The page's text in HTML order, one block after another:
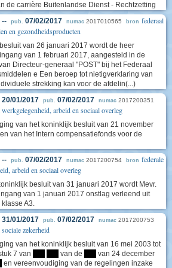
de carrière Buitenlandse Dienst - Rechtzetting
-- pub. 07/02/2017 numac 2017010565 bron federaal
en gezondheidsproducten
van 26 januari 2017 wordt de heer
van 1 februari 2017, aangesteld in de
Directeur-generaal "POST" bij het Federaal
e Een beroep tot nietigverklaring van
strekking kan voor de afdelin(...)
20/01/2017 pub. 07/02/2017 numac 2017200351
arbeid en sociaal overleg
van het koninklijk besluit van 21 november
van het Intern compensatiefonds voor de
-- pub. 07/02/2017 numac 2017200754 bron federale
arbeid en sociaal overleg
besluit van 31 januari 2017 wordt Mevr.
van 1 januari 2017 onstlag verleend uit
A3.
31/01/2017 pub. 07/02/2017 numac 2017200753
zekerheid
van het koninklijk besluit van 16 mei 2003 tot
7 van
van de
van 24 december
en vereenvoudiging van de regelingen inzake